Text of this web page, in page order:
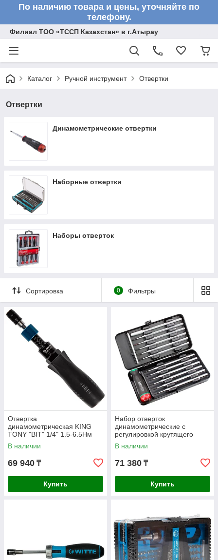
По наличию товара и цены, уточняйте по
телефону.
Филиал ТОО «ТССП Казахстан» в г.Атырау
Каталог Ручной инструмент Отвертки
Отвертки
Динамометрические отвертки
Наборные отвертки
Наборы отверток
Сортировка 0 Фильтры
Отвертка
динамометрическая KING
TONY "BIT" 1/4" 1.5-6.5Нм
34011-2DG
В наличии
69 940 ₸
Купить
Набор отверток
динамометрические c
регулировкой крутящего
момента Felo 0.6-1.5Н·м
12шт. 10099616
В наличии
71 380 ₸
Купить